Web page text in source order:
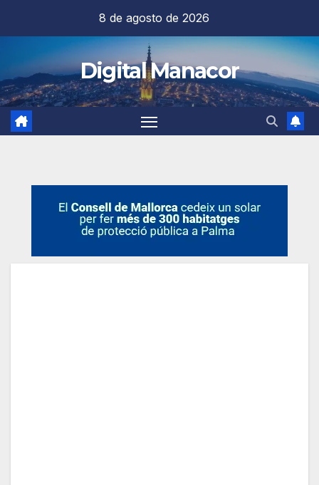
contenido
8 de agosto de 2026
Digital Manacor